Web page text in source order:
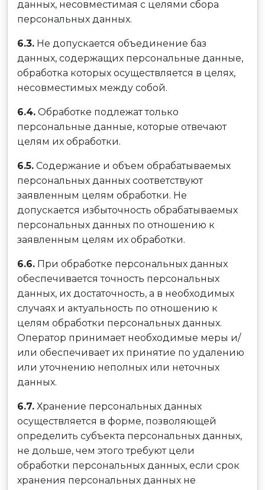
данных, несовместимая с целями сбора
персональных данных.
6.3. Не допускается объединение баз
данных, содержащих персональные данные,
обработка которых осуществляется в целях,
несовместимых между собой.
6.4. Обработке подлежат только
персональные данные, которые отвечают
целям их обработки.
6.5. Содержание и объем обрабатываемых
персональных данных соответствуют
заявленным целям обработки. Не
допускается избыточность обрабатываемых
персональных данных по отношению к
заявленным целям их обработки.
6.6. При обработке персональных данных
обеспечивается точность персональных
данных, их достаточность, а в необходимых
случаях и актуальность по отношению к
целям обработки персональных данных.
Оператор принимает необходимые меры и/
или обеспечивает их принятие по удалению
или уточнению неполных или неточных
данных.
6.7. Хранение персональных данных
осуществляется в форме, позволяющей
определить субъекта персональных данных,
не дольше, чем этого требуют цели
обработки персональных данных, если срок
хранения персональных данных не